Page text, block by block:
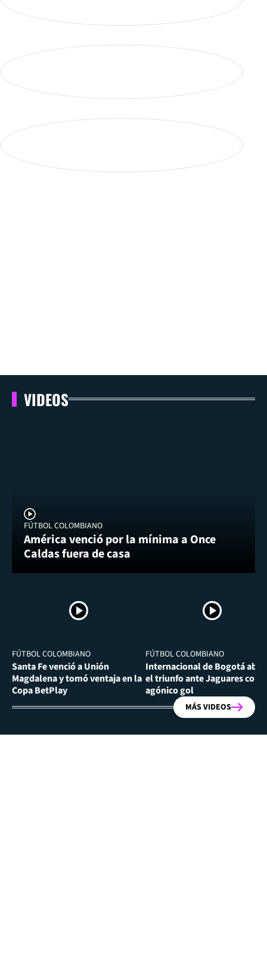
VIDEOS
FÚTBOL COLOMBIANO
América venció por la mínima a Once
Caldas fuera de casa
FÚTBOL COLOMBIANO
Santa Fe venció a Unión
Magdalena y tomó ventaja en la
Copa BetPlay
FÚTBOL COLOMBIANO
Internacional de Bogotá
el triunfo ante Jaguares con
agónico gol
MÁS VIDEOS